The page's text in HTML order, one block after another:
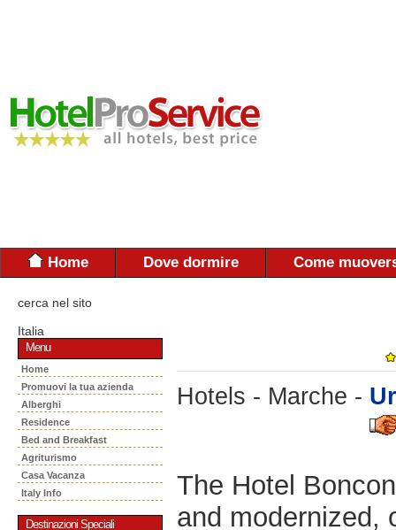
Home Dove dormire Come
cerca nel sito
Italia
Menu
Home
Promuovi la tua azienda
Alberghi
Residence
Bed and Breakfast
Agriturismo
Casa Vacanza
Italy Info
Destinazioni Speciali
Hotels - Marche -
The Hotel
and modernized,